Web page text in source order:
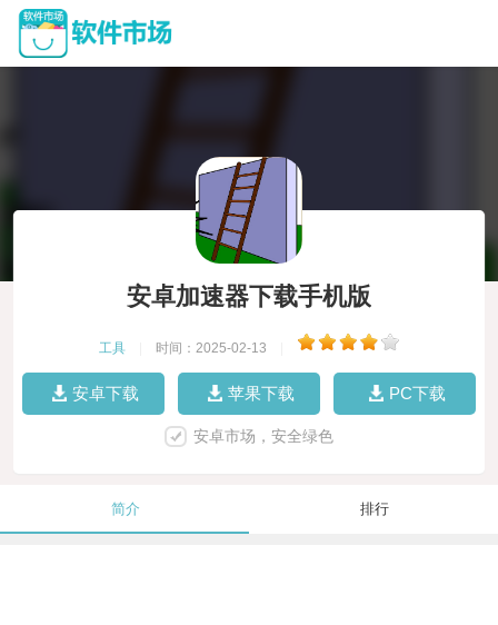
安卓加速器下载手机版
工具 时间：2025-02-13
安卓下载 苹果下载 PC下载
安卓市场，安全绿色
简介 排行